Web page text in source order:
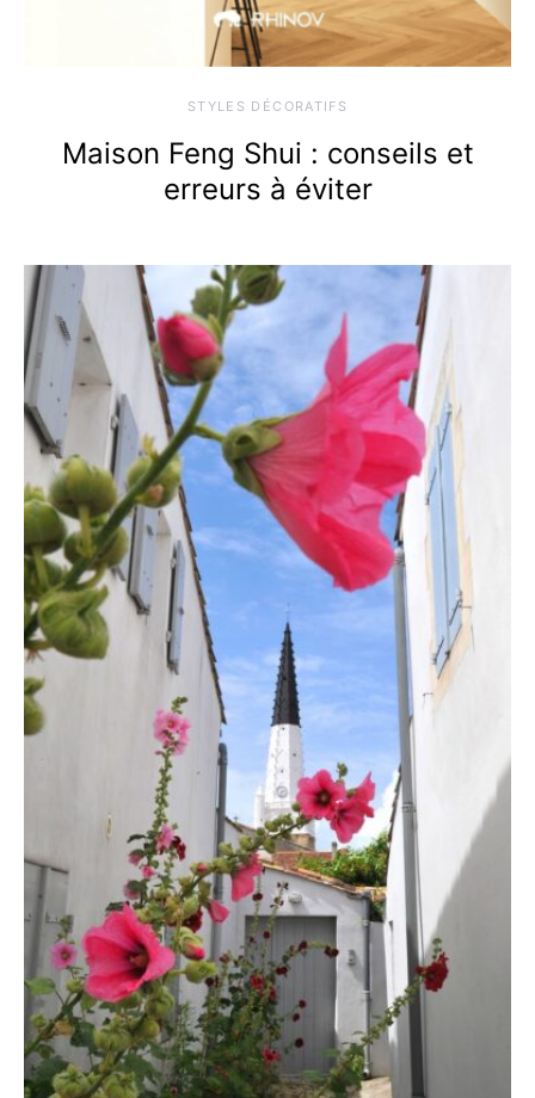
STYLES DÉCORATIFS
Maison Feng Shui : conseils et
erreurs à éviter